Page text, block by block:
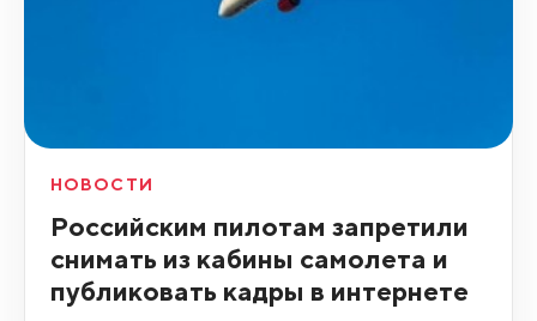
НОВОСТИ
Российским пилотам запретили
снимать из кабины самолета и
публиковать кадры в интернете